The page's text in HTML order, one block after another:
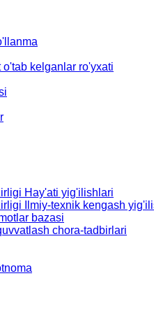
o'tab kelganlar ro'yxati
Hay'ati yig'ilishlari
Ilmiy-texnik kengash
bazasi
chora-tadbirlari